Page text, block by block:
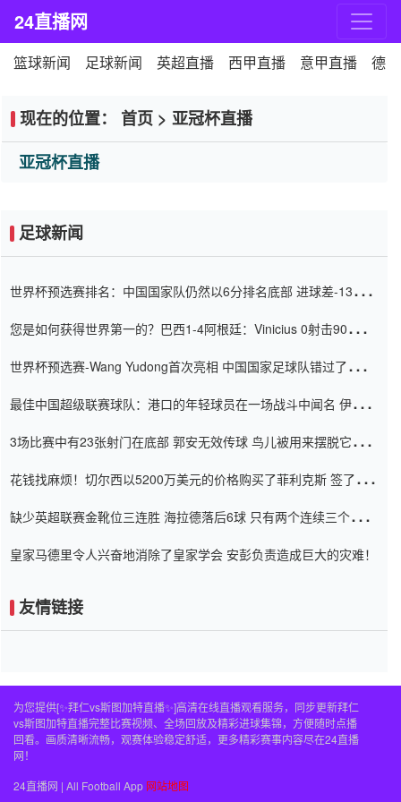
24直播网
篮球新闻 足球新闻 英超直播 西甲直播 意甲直播 德
现在的位置： 首页 > 亚冠杯直播
亚冠杯直播
足球新闻
世界杯预选赛排名：中国国家队仍然以6分排名底部 进球差-13令人
您是如何获得世界第一的？巴西1-4阿根廷：Vinicius 0射击90分钟
世界杯预选赛-Wang Yudong首次亮相 中国国家足球队错过了世界
最佳中国超级联赛球队：港口的年轻球员在一场战斗中闻名 伊万放
3场比赛中有23张射门在底部 郭安无效传球 鸟儿被用来摆脱它
花钱找麻烦！切尔西以5200万美元的价格购买了菲利克斯 签了7年
缺少英超联赛金靴位三连胜 海拉德落后6球 只有两个连续三个连续
皇家马德里令人兴奋地消除了皇家学会 安彭负责造成巨大的灾难！
友情链接
为您提供[✨拜仁vs斯图加特直播✨]高清在线直播观看服务，同步更新拜仁
vs斯图加特直播完整比赛视频、全场回放及精彩进球集锦，方便随时点播
回看。画质清晰流畅，观赛体验稳定舒适，更多精彩赛事内容尽在24直播
网！
24直播网 | All Football App 网站地图